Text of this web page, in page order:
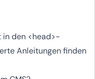
in den <head>-
Anleitungen finden